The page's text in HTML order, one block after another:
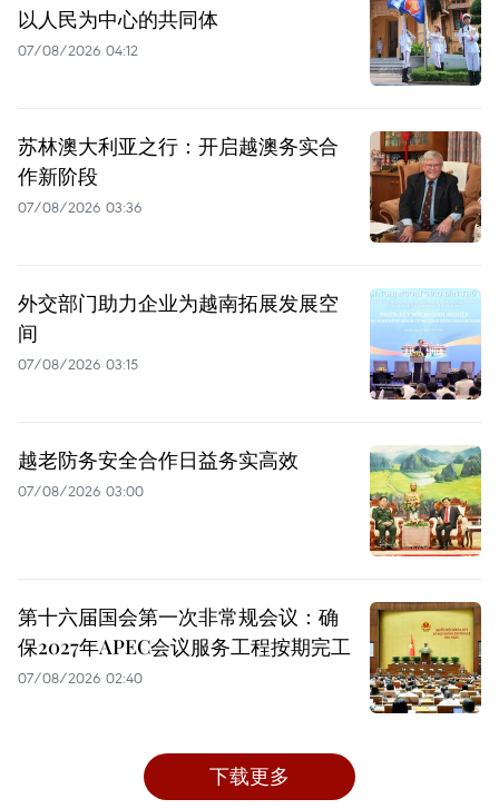
以人民为中心的共同体
07/08/2026 04:12
苏林澳大利亚之行：开启越澳务实合
作新阶段
07/08/2026 03:36
外交部门助力企业为越南拓展发展空
间
07/08/2026 03:15
越老防务安全合作日益务实高效
07/08/2026 03:00
第十六届国会第一次非常规会议：确
保2027年APEC会议服务工程按期完工
07/08/2026 02:40
下载更多